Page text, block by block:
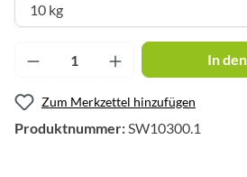
10 kg
Produkt Anzahl: Gib den
In
Zum Merkzettel hinzufügen
Produktnummer:SW10300.1